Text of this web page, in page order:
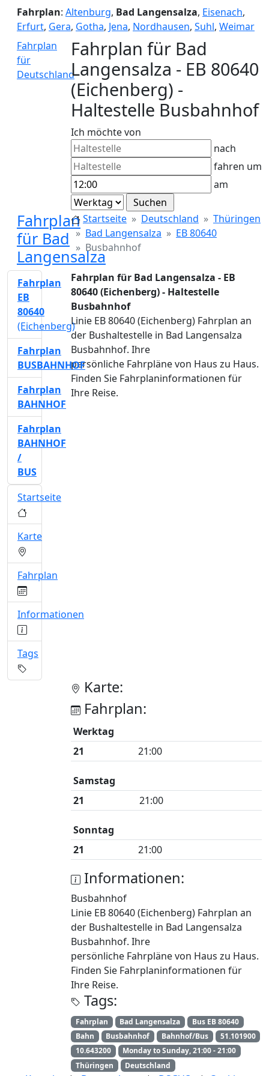
Fahrplan: Altenburg, Bad Langensalza, Eisenach,
Erfurt, Gera, Gotha, Jena, Nordhausen, Suhl, Weimar
Fahrplan
für
Deutschland
Fahrplan für Bad
Langensalza - EB 80640
(Eichenberg) -
Haltestelle Busbahnhof
Ich möchte von
nach
fahren um
am
Fahrplan
für Bad
Langensalza
Startseite Deutschland
Thüringen
Bad Langensalza
EB 80640
Busbahnhof
Fahrplan für Bad Langensalza - EB
80640 (Eichenberg) - Haltestelle
Busbahnhof
Linie EB 80640 (Eichenberg) Fahrplan an
der Bushaltestelle in Bad Langensalza
Busbahnhof. Ihre
persönliche Fahrpläne von Haus zu Haus.
Finden Sie Fahrplaninformationen für
Ihre Reise.
Karte:
Fahrplan:
Werktag
21
21:00
Samstag
21
21:00
Sonntag
21
21:00
Informationen:
Busbahnhof
Linie EB 80640 (Eichenberg) Fahrplan an
der Bushaltestelle in Bad Langensalza
Busbahnhof. Ihre
persönliche Fahrpläne von Haus zu Haus.
Finden Sie Fahrplaninformationen für
Ihre Reise.
Tags:
Fahrplan Bad Langensalza
Bus EB 80640
Bahn
Busbahnhof Bahnhof/Bus
51.101900
10.643200
Monday to Sunday, 21:00 - 21:00
Thüringen
Deutschland
Fahrplan
EB
80640
(Eichenberg)
Fahrplan
BUSBAHNHOF
Fahrplan
BAHNHOF
Fahrplan
BAHNHOF
/
BUS
Startseite
Karte
Fahrplan
Informationen
Tags